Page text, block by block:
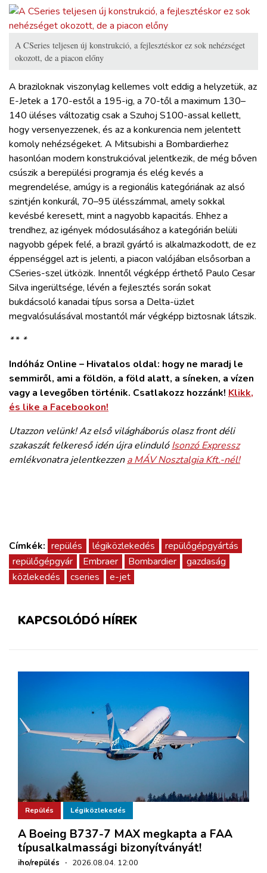
A CSeries teljesen új konstrukció, a fejlesztéskor ez sok nehézséget
okozott, de a piacon előny
A braziloknak viszonylag kellemes volt eddig a helyzetük, az
E-Jetek a 170-estől a 195-ig, a 70-től a maximum 130–
140 üléses változatig csak a Szuhoj S100-assal kellett,
hogy versenyezzenek, és az a konkurencia nem jelentett
komoly nehézségeket. A Mitsubishi a Bombardierhez
hasonlóan modern konstrukcióval jelentkezik, de még bőven
csúszik a berepülési programja és elég kevés a
megrendelése, amúgy is a regionális kategóriának az alsó
szintjén konkurál, 70–95 ülésszámmal, amely sokkal
kevésbé keresett, mint a nagyobb kapacitás. Ehhez a
trendhez, az igények módosulásához a kategórián belüli
nagyobb gépek felé, a brazil gyártó is alkalmazkodott, de ez
éppenséggel azt is jelenti, a piacon valójában elsősorban a
CSeries-szel ütközik. Innentől végképp érthető Paulo Cesar
Silva ingerültsége, lévén a fejlesztés során sokat
bukdácsoló kanadai típus sorsa a Delta-üzlet
megvalósulásával mostantól már végképp biztosnak látszik.
** *
Indóház Online – Hivatalos oldal: hogy ne maradj le
semmiről, ami a földön, a föld alatt, a síneken, a vízen
vagy a levegőben történik. Csatlakozz hozzánk! Klikk,
és like a Facebookon!
Utazzon velünk! Az első világháborús olasz front déli
szakaszát felkereső idén újra elindulóIsonzó Expressz
emlékvonatra jelentkezzena MÁV Nosztalgia Kft.-nél!
Címkék: repülés légiközlekedés
repülőgépgyártás
repülőgépgyár
Embraer Bombardier
gazdaság
közlekedés
cseries e-jet
KAPCSOLÓDÓ HÍREK
Repülés Légiközlekedés
A Boeing B737-7 MAX megkapta a FAA
típusalkalmassági bizonyítványát!
iho/repülés · 2026.08.04. 12:00